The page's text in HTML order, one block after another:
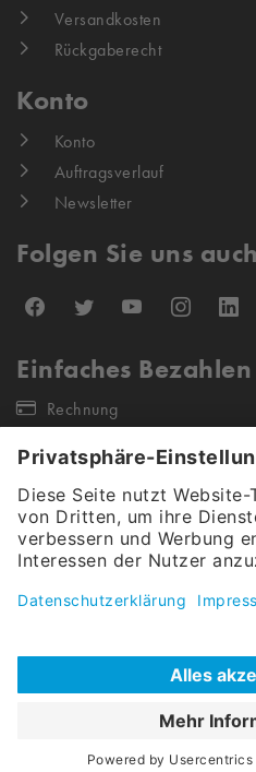
Versandkosten
Rückgaberecht
Konto
Konto
Auftragsverlauf
Newsletter
Folgen Sie uns
Einfaches Bezahlen
Rechnung
Unsere
Öffentliche Auftraggeber (keine